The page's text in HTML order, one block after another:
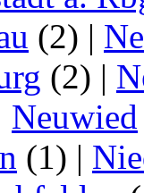
(2) |
(2) |
Neuwied
(1) |